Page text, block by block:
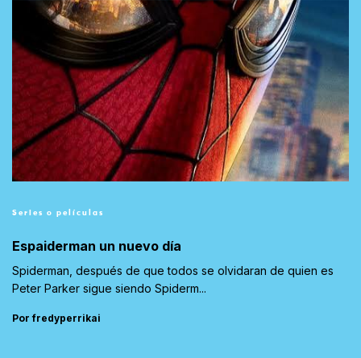
Series o películas
Espaiderman un nuevo día
Spiderman, después de que todos se olvidaran de quien es
Peter Parker sigue siendo Spiderm...
Por fredyperrikai